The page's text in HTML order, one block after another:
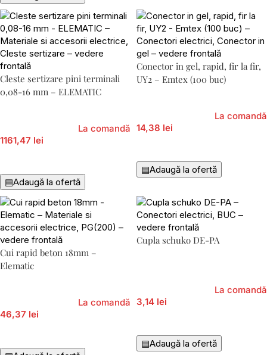
Cleste sertizare pini terminali
0,08-16 mm – ELEMATIC
1161,47 lei
La comandă
▤Adaugă la ofertă
Conector in gel, rapid, fir la fir,
UY2 – Emtex (100 buc)
14,38 lei
La comandă
▤Adaugă la ofertă
Cui rapid beton 18mm –
Elematic
46,37 lei
La comandă
Cupla schuko DE-PA
3,14 lei
La comandă
▤Adaugă la ofertă